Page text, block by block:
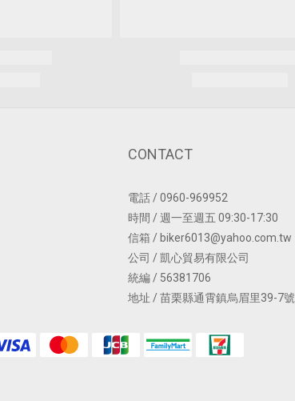
CONTACT
電話 / 0960-969952
時間 / 週一至週五 09:30-17:30
信箱 / biker6013@yahoo.com.tw
公司 / 凱心貿易有限公司
統編 / 56381706
地址 / 苗栗縣通霄鎮烏眉里39-7號